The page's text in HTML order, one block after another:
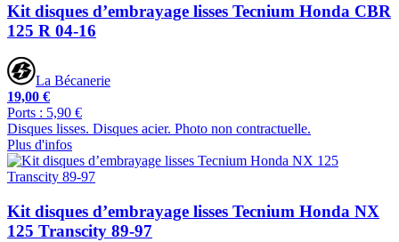
Kit disques d’embrayage lisses Tecnium Honda CBR
125 R 04-16
La Bécanerie
19,00 €
Ports : 5,90 €
Disques lisses. Disques acier. Photo non contractuelle.
Plus d'infos
Kit disques d’embrayage lisses Tecnium Honda NX
125 Transcity 89-97